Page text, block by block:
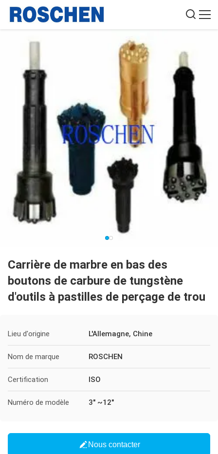
Carrière de marbre en bas des
boutons de carbure de tungstène
d'outils à pastilles de perçage de trou
Lieu d'origine L'Allemagne, Chine
Nom de marque ROSCHEN
Certification ISO
Numéro de modèle 3" ~12"
Nous contacter